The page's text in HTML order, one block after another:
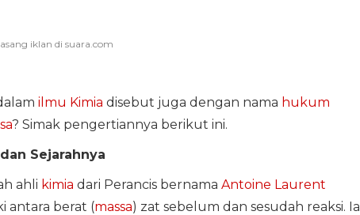
ilmu Kimia disebut juga dengan nama hukum
? Simak pengertiannya berikut ini.
dan Sejarahnya
ahli kimia dari Perancis bernama Antoine Laurent
antara berat (massa) zat sebelum dan sesudah reaksi. Ia